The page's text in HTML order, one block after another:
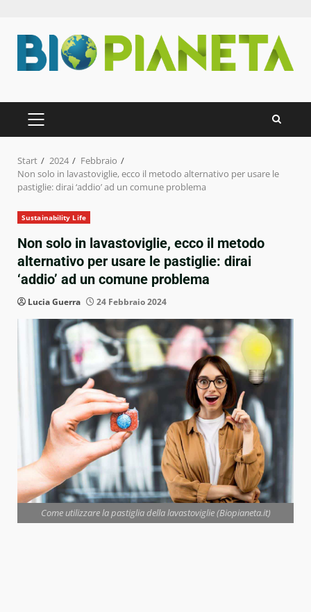
Inhalt
springen
PRIMÄRES
MENÜ
Start 2024
Febbraio
Non solo in lavastoviglie, ecco il metodo alternativo per usare le
pastiglie: dirai ‘addio’ ad un comune problema
Sustainability Life
Non solo in lavastoviglie, ecco il metodo
alternativo per usare le pastiglie: dirai
‘addio’ ad un comune problema
Lucia Guerra 24 Febbraio 2024
Come utilizzare la pastiglia della lavastoviglie (Biopianeta.it)